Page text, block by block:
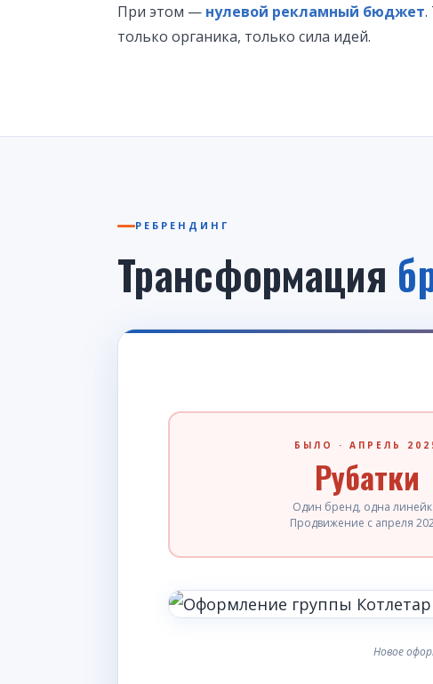
При этом — нулевой рекламный бюджет.
только органика, только сила идей.
РЕБРЕНДИНГ
Трансформация
БЫЛО · АПРЕЛЬ
Рубатки
Один бренд, одна
Продвижение с апреля
Новое